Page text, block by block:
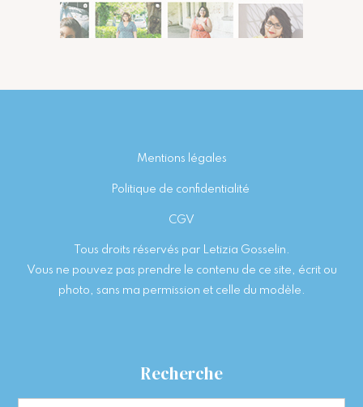
Mentions légales
Politique de confidentialité
CGV
Tous droits réservés par Letizia Gosselin.
Vous ne pouvez pas prendre le contenu de ce site, écrit ou
photo, sans ma permission et celle du modèle.
Recherche